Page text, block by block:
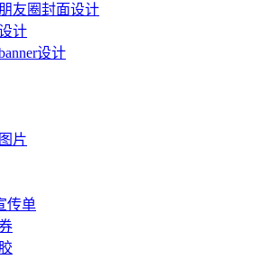
友圈封面设计
计
设计
片
传单